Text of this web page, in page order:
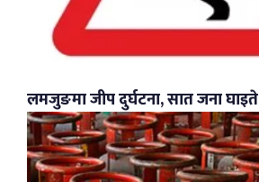
लमजुङमा जीप दुर्घटना, सात जना घाइते